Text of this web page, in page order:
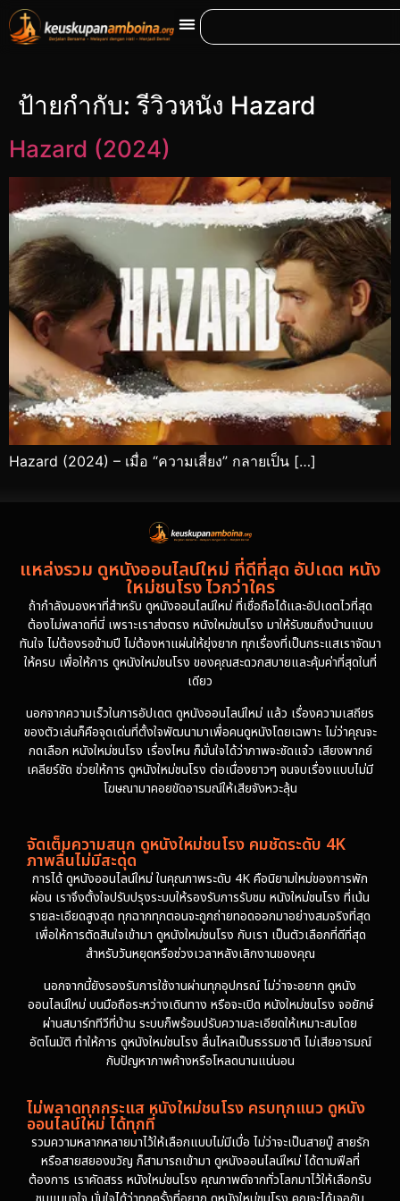
ป้ายกำกับ:รีวิวหนัง Hazard
Hazard (2024)
Hazard (2024) – เมื่อ “ความเสี่ยง” กลายเป็น […]
แหล่งรวม ดูหนังออนไลน์ใหม่ ที่ดีที่สุด อัปเดต หนัง
ใหม่ชนโรง ไวกว่าใคร
ถ้ากำลังมองหาที่สำหรับ ดูหนังออนไลน์ใหม่ ที่เชื่อถือได้และอัปเดตไวที่สุด
ต้องไม่พลาดที่นี่ เพราะเราส่งตรง หนังใหม่ชนโรง มาให้รับชมถึงบ้านแบบ
ทันใจ ไม่ต้องรอข้ามปี ไม่ต้องหาแผ่นให้ยุ่งยาก ทุกเรื่องที่เป็นกระแสเราจัดมา
ให้ครบ เพื่อให้การ ดูหนังใหม่ชนโรง ของคุณสะดวกสบายและคุ้มค่าที่สุดในที่
เดียว
นอกจากความเร็วในการอัปเดต ดูหนังออนไลน์ใหม่ แล้ว เรื่องความเสถียร
ของตัวเล่นก็คือจุดเด่นที่ตั้งใจพัฒนามาเพื่อคนดูหนังโดยเฉพาะ ไม่ว่าคุณจะ
กดเลือก หนังใหม่ชนโรง เรื่องไหน ก็มั่นใจได้ว่าภาพจะชัดแจ๋ว เสียงพากย์
เคลียร์ชัด ช่วยให้การ ดูหนังใหม่ชนโรง ต่อเนื่องยาวๆ จนจบเรื่องแบบไม่มี
โฆษณามาคอยขัดอารมณ์ให้เสียจังหวะลุ้น
จัดเต็มความสนุก ดูหนังใหม่ชนโรง คมชัดระดับ 4K
ภาพลื่นไม่มีสะดุด
การได้ ดูหนังออนไลน์ใหม่ ในคุณภาพระดับ 4K คือนิยามใหม่ของการพัก
ผ่อน เราจึงตั้งใจปรับปรุงระบบให้รองรับการรับชม หนังใหม่ชนโรง ที่เน้น
รายละเอียดสูงสุด ทุกฉากทุกตอนจะถูกถ่ายทอดออกมาอย่างสมจริงที่สุด
เพื่อให้การตัดสินใจเข้ามา ดูหนังใหม่ชนโรง กับเรา เป็นตัวเลือกที่ดีที่สุด
สำหรับวันหยุดหรือช่วงเวลาหลังเลิกงานของคุณ
นอกจากนี้ยังรองรับการใช้งานผ่านทุกอุปกรณ์ ไม่ว่าจะอยาก ดูหนัง
ออนไลน์ใหม่ บนมือถือระหว่างเดินทาง หรือจะเปิด หนังใหม่ชนโรง จอยักษ์
ผ่านสมาร์ททีวีที่บ้าน ระบบก็พร้อมปรับความละเอียดให้เหมาะสมโดย
อัตโนมัติ ทำให้การ ดูหนังใหม่ชนโรง ลื่นไหลเป็นธรรมชาติ ไม่เสียอารมณ์
กับปัญหาภาพค้างหรือโหลดนานแน่นอน
ไม่พลาดทุกกระแส หนังใหม่ชนโรง ครบทุกแนว ดูหนัง
ออนไลน์ใหม่ ได้ทุกที่
รวมความหลากหลายมาไว้ให้เลือกแบบไม่มีเบื่อ ไม่ว่าจะเป็นสายบู๊ สายรัก
หรือสายสยองขวัญ ก็สามารถเข้ามา ดูหนังออนไลน์ใหม่ ได้ตามฟีลที่
ต้องการ เราคัดสรร หนังใหม่ชนโรง คุณภาพดีจากทั่วโลกมาไว้ให้เลือกรับ